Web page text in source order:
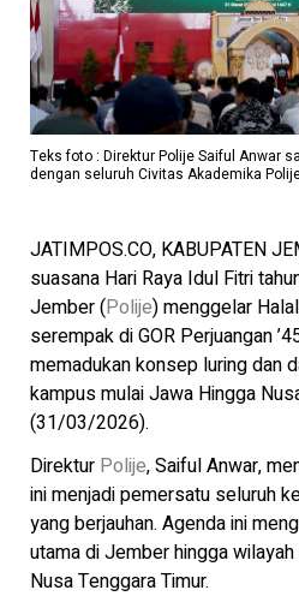
Teks foto : Direktur Polije Saiful Anwar
dengan seluruh Civitas Akademika
JATIMPOS.CO, KABUPATEN
suasana Hari Raya Idul Fitri
Jember (Polije) menggelar
serempak di GOR Perjuangan
memadukan konsep luring dan
kampus mulai Jawa Hingga
(31/03/2026).
Direktur Polije, Saiful Anwar,
ini menjadi pemersatu seluruh
yang berjauhan. Agenda ini
utama di Jember hingga wilayah
Nusa Tenggara Timur.